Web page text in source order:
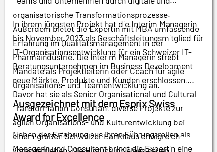
organisatorische Transformationsprozesse.
Außerdem bietet die Expertin mit MBA umfassende
Erfahrung im Qualitätsmanagement in der
Pharmaindustrie. Die Interim Managerin strebt
Mandate als Projektleiterin oder Coach für agile
Organisations- und Teamentwicklung an.
In ihrem jüngsten Projekt hat die Interim Managerin
bis November 2023 als Geschäftsleitungsmitglied für
IT-Organisationsentwicklung für ein Schweizer IT-
Beratungsunternehmen im Business Development
neue Märkte, Produkte und Kunden erschlossen.
Davor hat sie als Senior Organisational und Cultural
Transformation Consultant diverse Projekte zur
agilen Organisations- und Kulturentwicklung bei
einem großen Schweizer Bankhaus erfolgreich
Ausgezeichnet mit dem Esprix Swiss
Award for Excellence
Neben der Erfahrung aus ihren Führungsrollen als
Managerin und Consultant bringt die Expertin eine